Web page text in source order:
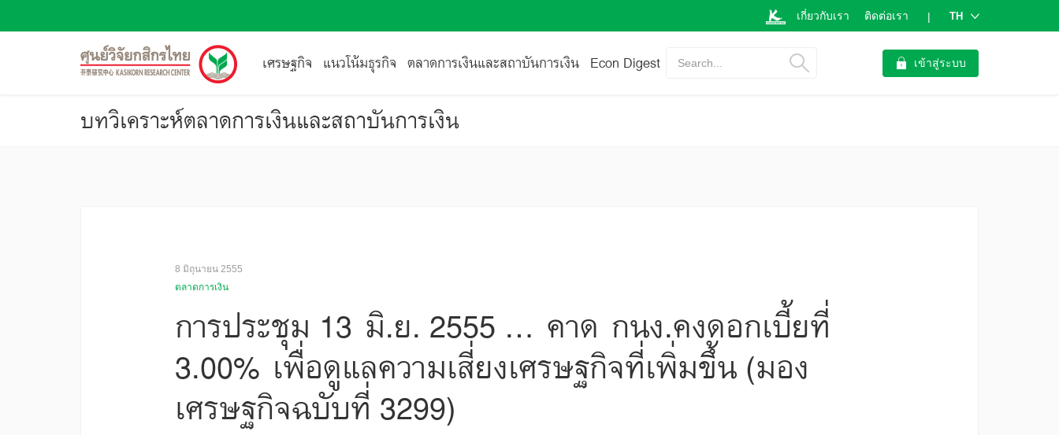
เกี่ยวกับเรา ติดต่อเรา | TH
เศรษฐกิจ แนวโน้มธุรกิจ ตลาดการเงินและสถาบันการเงิน Econ Digest Search... เข้าสู่ระบบ
บทวิเคราะห์ตลาดการเงินและสถาบันการเงิน
8 มิถุนายน 2555
ตลาดการเงิน
การประชุม 13 มิ.ย. 2555 … คาด กนง.คงดอกเบี้ยที่
3.00% เพื่อดูแลความเสี่ยงเศรษฐกิจที่เพิ่มขึ้น (มอง
เศรษฐกิจฉบับที่ 3299)